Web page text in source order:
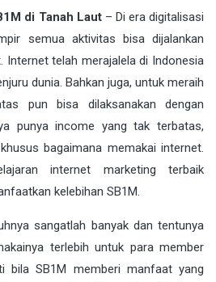
di Tanah Laut– Di eradigitalisasi
semua aktivitas bisa dijalankan
Internet telah merajalela di Indonesia
dunia. Bahkan juga, untuk meraih
pun bisa dilaksanakan dengan
punya income yang tak terbatas,
bagaimana memakai internet.
internet marketing terbaik
kelebihan SB1M
sangatlah banyak dan tentunya
terlebih untuk para member
bila SB1M memberi manfaat yang